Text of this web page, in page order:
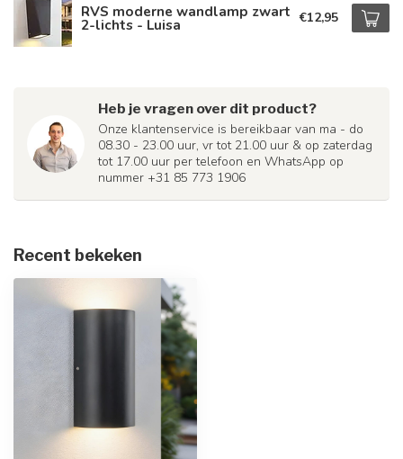
RVS moderne wandlamp zwart
2-lichts - Luisa €12,95
Heb je vragen over dit product?
Onze klantenservice is bereikbaar van ma - do
08.30 - 23.00 uur, vr tot 21.00 uur & op zaterdag
tot 17.00 uur per telefoon en WhatsApp op
nummer +31 85 773 1906
Recent bekeken